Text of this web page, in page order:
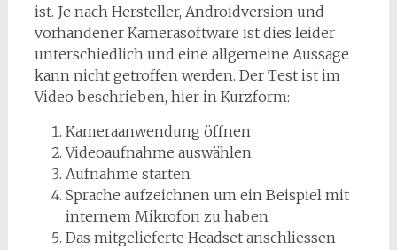
ist. Je nach Hersteller, Androidversion und
vorhandener Kamerasoftware ist dies leider
unterschiedlich und eine allgemeine Aussage
kann nicht getroffen werden. Der Test ist im
Video beschrieben, hier in Kurzform:
Kameraanwendung öffnen
Videoaufnahme auswählen
Aufnahme starten
Sprache aufzeichnen um ein Beispiel mit
internem Mikrofon zu haben
Das mitgelieferte Headset anschliessen